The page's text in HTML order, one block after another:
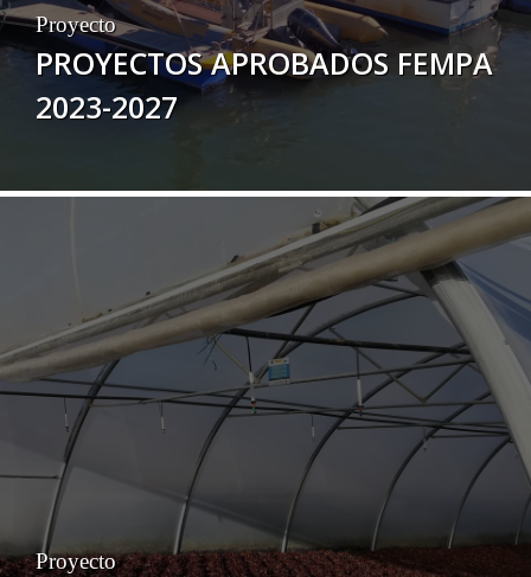
Proyecto
PROYECTOS APROBADOS FEMPA
2023-2027
Proyecto